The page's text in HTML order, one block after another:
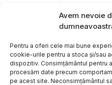
Avem nevoie
Pentru a oferi cele mai bune
cookie-urile pentru a stoca și/sau
dispozitiv. Consimțământul pentru
procesăm date precum
pe acest site. Neconsimțământul
se întâmplă cele mai
vacanțe pe care le
Cristiana Todiresei